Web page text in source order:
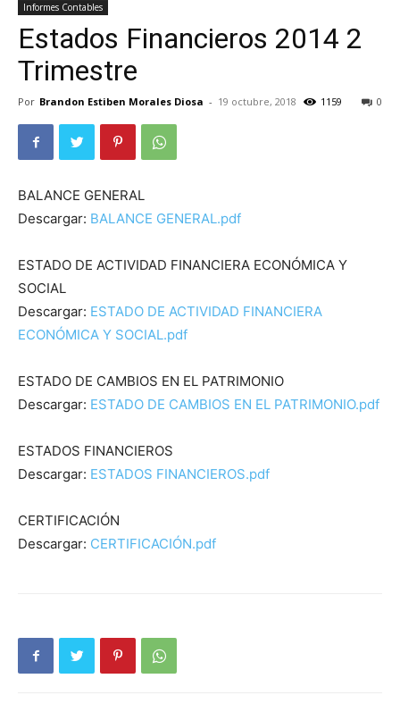
Informes Contables
Estados Financieros 2014 2
Trimestre
Por Brandon Estiben Morales Diosa - 19 octubre, 2018 0
1159
BALANCE GENERAL
Descargar: BALANCE GENERAL.pdf
ESTADO DE ACTIVIDAD FINANCIERA ECONÓMICA Y
SOCIAL
Descargar: ESTADO DE ACTIVIDAD FINANCIERA
ECONÓMICA Y SOCIAL.pdf
ESTADO DE CAMBIOS EN EL PATRIMONIO
Descargar: ESTADO DE CAMBIOS EN EL PATRIMONIO.pdf
ESTADOS FINANCIEROS
Descargar: ESTADOS FINANCIEROS.pdf
CERTIFICACIÓN
Descargar: CERTIFICACIÓN.pdf